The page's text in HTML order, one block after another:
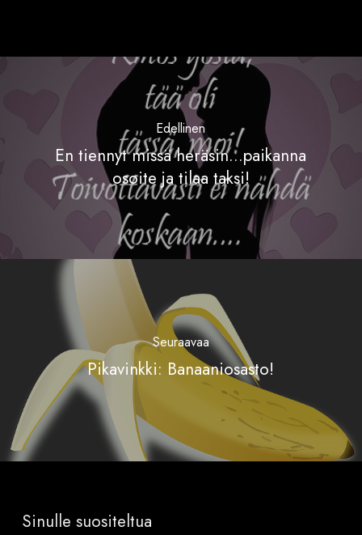
Edellinen
En tiennyt missä heräsin...paikanna
osoite ja tilaa taksi!
Seuraavaa
Pikavinkki: Banaaniosasto!
Sinulle suositeltua